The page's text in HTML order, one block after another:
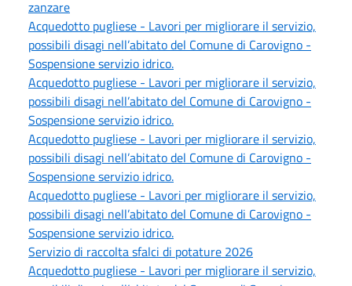
zanzare
Acquedotto pugliese - Lavori per migliorare il servizio,
possibili disagi nell’abitato del Comune di Carovigno -
Sospensione servizio idrico.
Acquedotto pugliese - Lavori per migliorare il servizio,
possibili disagi nell’abitato del Comune di Carovigno -
Sospensione servizio idrico.
Acquedotto pugliese - Lavori per migliorare il servizio,
possibili disagi nell’abitato del Comune di Carovigno -
Sospensione servizio idrico.
Acquedotto pugliese - Lavori per migliorare il servizio,
possibili disagi nell’abitato del Comune di Carovigno -
Sospensione servizio idrico.
Servizio di raccolta sfalci di potature 2026
Acquedotto pugliese - Lavori per migliorare il servizio,